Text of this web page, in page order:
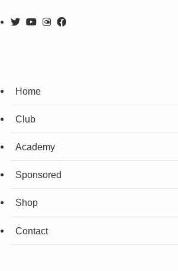
Home
Club
Academy
Sponsored
Shop
Contact